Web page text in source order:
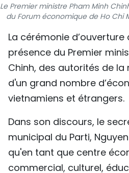
VIDÉO
TIẾNG VIỆT
ENGLISH
中文
РУССКИЙ
ESPAÑOL
Le Premier ministre Pham Minh
du Forum économique de Ho Chi
La cérémonie d’ouverture
présence du Premier
Chinh, des autorités de
d'un grand nombre
vietnamiens et étrangers.
Dans son discours, le
municipal du Parti,
qu'en tant que centre
commercial, culturel,